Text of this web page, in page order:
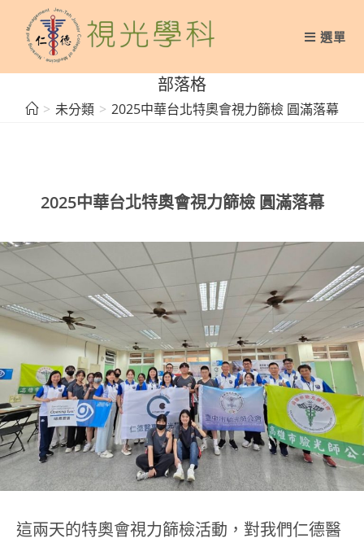
content
選單
部落格
> 未分類 > 2025中華台北特奧會視力篩檢 圓滿落幕
2025中華台北特奧會視力篩檢 圓滿落幕
這兩天的特奧會視力篩檢活動，對我們仁德醫